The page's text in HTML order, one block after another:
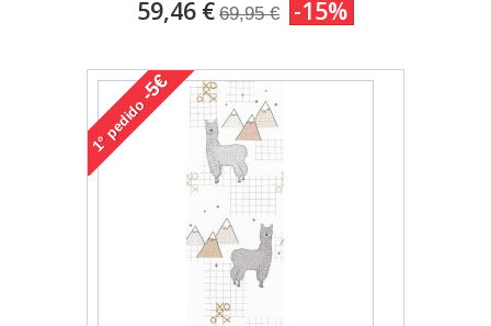
59,46 € 69,95 € -15%
1°
pedido
-5€